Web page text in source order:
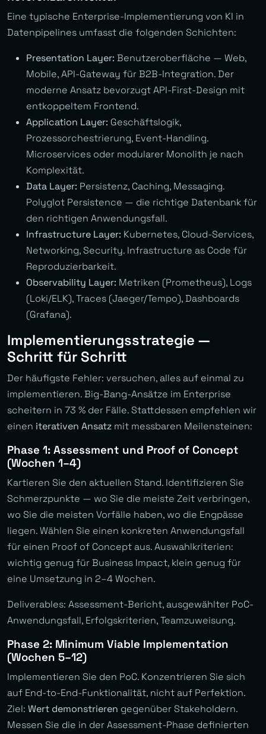
Eine typische Enterprise-Implementierung von KI in
Datenpipelines umfasst die folgenden Schichten:
Presentation Layer: Benutzeroberfläche — Web,
Mobile, API-Gateway für B2B-Integration. Der
moderne Ansatz bevorzugt API-First-Design mit
entkoppeltem Frontend.
Application Layer: Geschäftslogik,
Prozessorchestrierung, Event-Handling.
Microservices oder modularer Monolith je nach
Komplexität.
Data Layer: Persistenz, Caching, Messaging.
Polyglot Persistence — die richtige Datenbank für
den richtigen Anwendungsfall.
Infrastructure Layer: Kubernetes, Cloud-Services,
Networking, Security. Infrastructure as Code für
Reproduzierbarkeit.
Observability Layer: Metriken (Prometheus), Logs
(Loki/ELK), Traces (Jaeger/Tempo), Dashboards
(Grafana).
Implementierungsstrategie —
Schritt für Schritt
Der häufigste Fehler: versuchen, alles auf einmal zu
implementieren. Big-Bang-Ansätze im Enterprise
scheitern in 73 % der Fälle. Stattdessen empfehlen wir
einen iterativen Ansatz mit messbaren Meilensteinen:
Phase 1: Assessment und Proof of Concept
(Wochen 1–4)
Kartieren Sie den aktuellen Stand. Identifizieren Sie
Schmerzpunkte — wo Sie die meiste Zeit verbringen,
wo Sie die meisten Vorfälle haben, wo die Engpässe
liegen. Wählen Sie einen konkreten Anwendungsfall
für einen Proof of Concept aus. Auswahlkriterien:
wichtig genug für Business Impact, klein genug für
eine Umsetzung in 2–4 Wochen.
Deliverables: Assessment-Bericht, ausgewählter PoC-
Anwendungsfall, Erfolgskriterien, Teamzuweisung.
Phase 2: Minimum Viable Implementation
(Wochen 5–12)
Implementieren Sie den PoC. Konzentrieren Sie sich
auf End-to-End-Funktionalität, nicht auf Perfektion.
Ziel: Wert demonstrieren gegenüber Stakeholdern.
Messen Sie die in der Assessment-Phase definierten